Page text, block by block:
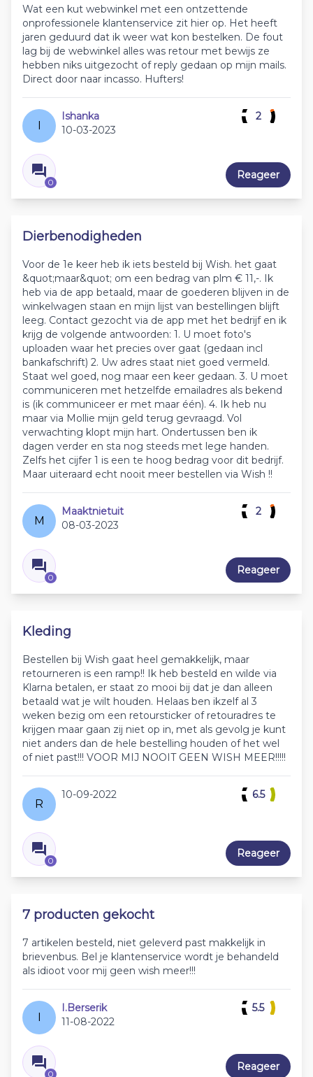
Wat een kut webwinkel met een ontzettende
onprofessionele klantenservice zit hier op. Het heeft
jaren geduurd dat ik weer wat kon bestelken. De fout
lag bij de webwinkel alles was retour met bewijs ze
hebben niks uitgezocht of reply gedaan op mijn mails.
Direct door naar incasso. Hufters!
Ishanka
10-03-2023
0
2
Reageer
Dierbenodigheden
Voor de 1e keer heb ik iets besteld bij Wish. het gaat
&quot;maar&quot; om een bedrag van plm € 11,-. Ik
heb via de app betaald, maar de goederen blijven in de
winkelwagen staan en mijn lijst van bestellingen blijft
leeg. Contact gezocht via de app met het bedrijf en ik
krijg de volgende antwoorden: 1. U moet foto's
uploaden waar het precies over gaat (gedaan incl
bankafschrift) 2. Uw adres staat niet goed vermeld.
Staat wel goed, nog maar een keer gedaan. 3. U moet
communiceren met hetzelfde emailadres als bekend
is (ik communiceer er met maar één). 4. Ik heb nu
maar via Mollie mijn geld terug gevraagd. Vol
verwachting klopt mijn hart. Ondertussen ben ik
dagen verder en sta nog steeds met lege handen.
Zelfs het cijfer 1 is een te hoog bedrag voor dit bedrijf.
Maar uiteraard echt nooit meer bestellen via Wish !!
M
Maaktnietuit
08-03-2023
0
2
Reageer
Kleding
Bestellen bij Wish gaat heel gemakkelijk, maar
retourneren is een ramp!! Ik heb besteld en wilde via
Klarna betalen, er staat zo mooi bij dat je dan alleen
betaald wat je wilt houden. Helaas ben ikzelf al 3
weken bezig om een retoursticker of retouradres te
krijgen maar gaan zij niet op in, met als gevolg je kunt
niet anders dan de hele bestelling houden of het wel
of niet past!!! VOOR MIJ NOOIT GEEN WISH MEER!!!!!
R
10-09-2022
0
6.5
Reageer
7 producten gekocht
7 artikelen besteld, niet geleverd past makkelijk in
brievenbus. Bel je klantenservice wordt je behandeld
als idioot voor mij geen wish meer!!!
I.Berserik
11-08-2022
0
5.5
Reageer